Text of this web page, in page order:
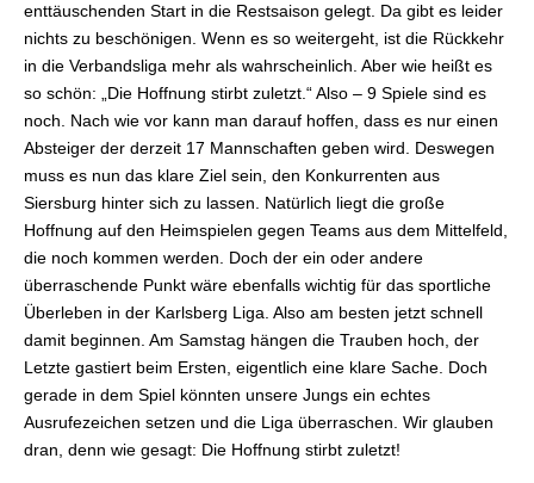
enttäuschenden Start in die Restsaison gelegt. Da gibt es leider
nichts zu beschönigen. Wenn es so weitergeht, ist die Rückkehr
in die Verbandsliga mehr als wahrscheinlich. Aber wie heißt es
so schön: „Die Hoffnung stirbt zuletzt.“ Also – 9 Spiele sind es
noch. Nach wie vor kann man darauf hoffen, dass es nur einen
Absteiger der derzeit 17 Mannschaften geben wird. Deswegen
muss es nun das klare Ziel sein, den Konkurrenten aus
Siersburg hinter sich zu lassen. Natürlich liegt die große
Hoffnung auf den Heimspielen gegen Teams aus dem Mittelfeld,
die noch kommen werden. Doch der ein oder andere
überraschende Punkt wäre ebenfalls wichtig für das sportliche
Überleben in der Karlsberg Liga. Also am besten jetzt schnell
damit beginnen. Am Samstag hängen die Trauben hoch, der
Letzte gastiert beim Ersten, eigentlich eine klare Sache. Doch
gerade in dem Spiel könnten unsere Jungs ein echtes
Ausrufezeichen setzen und die Liga überraschen. Wir glauben
dran, denn wie gesagt: Die Hoffnung stirbt zuletzt!